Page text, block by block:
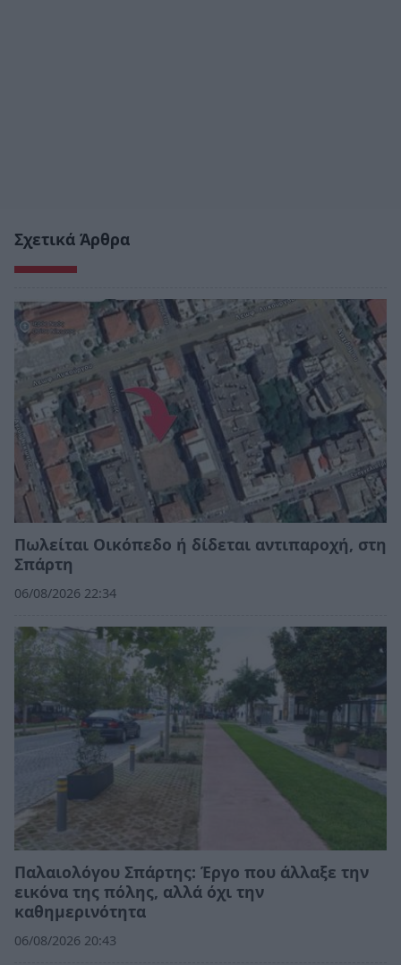
Σχετικά Άρθρα
Πωλείται Οικόπεδο ή δίδεται αντιπαροχή, στη
Σπάρτη
06/08/2026 22:34
Παλαιολόγου Σπάρτης: Έργο που άλλαξε την
εικόνα της πόλης, αλλά όχι την
καθημερινότητα
06/08/2026 20:43